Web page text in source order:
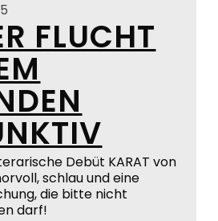
FLUCHT
Debüt KARAT von
schlau und eine
die bitte nicht
darf!